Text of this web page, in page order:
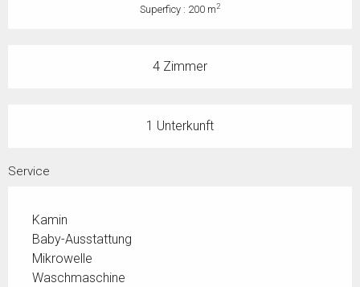
Superficy : 200 m2
4 Zimmer
1 Unterkunft
Service
Kamin
Baby-Ausstattung
Mikrowelle
Waschmaschine